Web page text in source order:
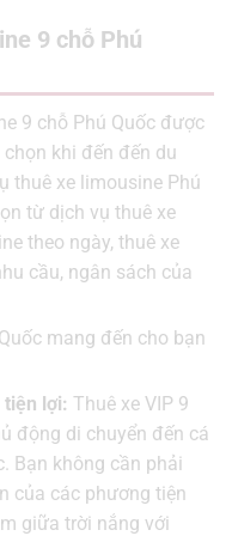
9 chỗ Phú
9 chỗ Phú Quốc được
khi đến đến du
thuê xe limousine Phú
từ dịch vụ thuê xe
theo ngày, thuê xe
cầu, ngân sách của
mang đến cho bạn
tiện lợi: Thuê xe VIP 9
động di chuyển đến cá
Bạn không cần phải
của các phương tiện
giữa trời nắng với